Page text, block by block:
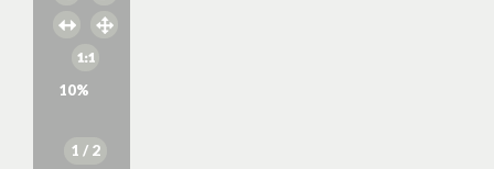
10%
1 / 2